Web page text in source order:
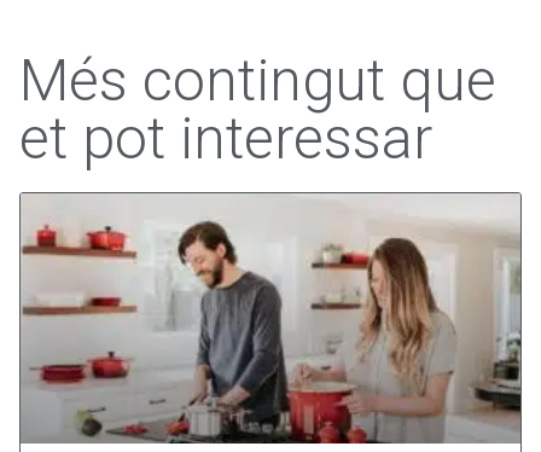
Més contingut que
et pot interessar